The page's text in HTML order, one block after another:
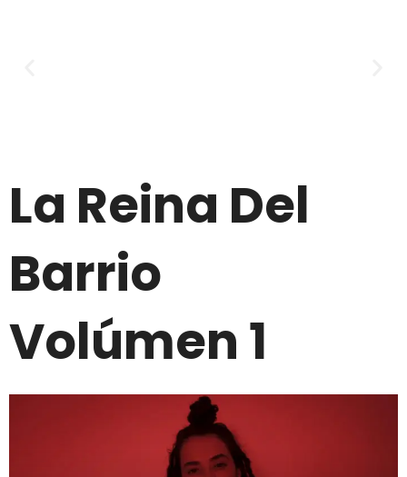
La Reina Del
Barrio
Volúmen 1